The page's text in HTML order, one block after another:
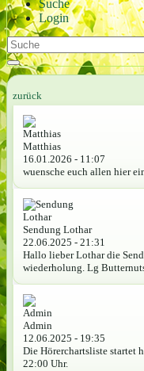
Suche
Login
zurück
Matthias
16.01.2026 - 11:07
wuensche euch allen hier
Sendung Lothar
22.06.2025 - 21:31
Hallo lieber Lothar die
wiederholung. Lg
Admin
12.06.2025 - 19:35
Die Hörerchartsliste startet
22:00 Uhr.